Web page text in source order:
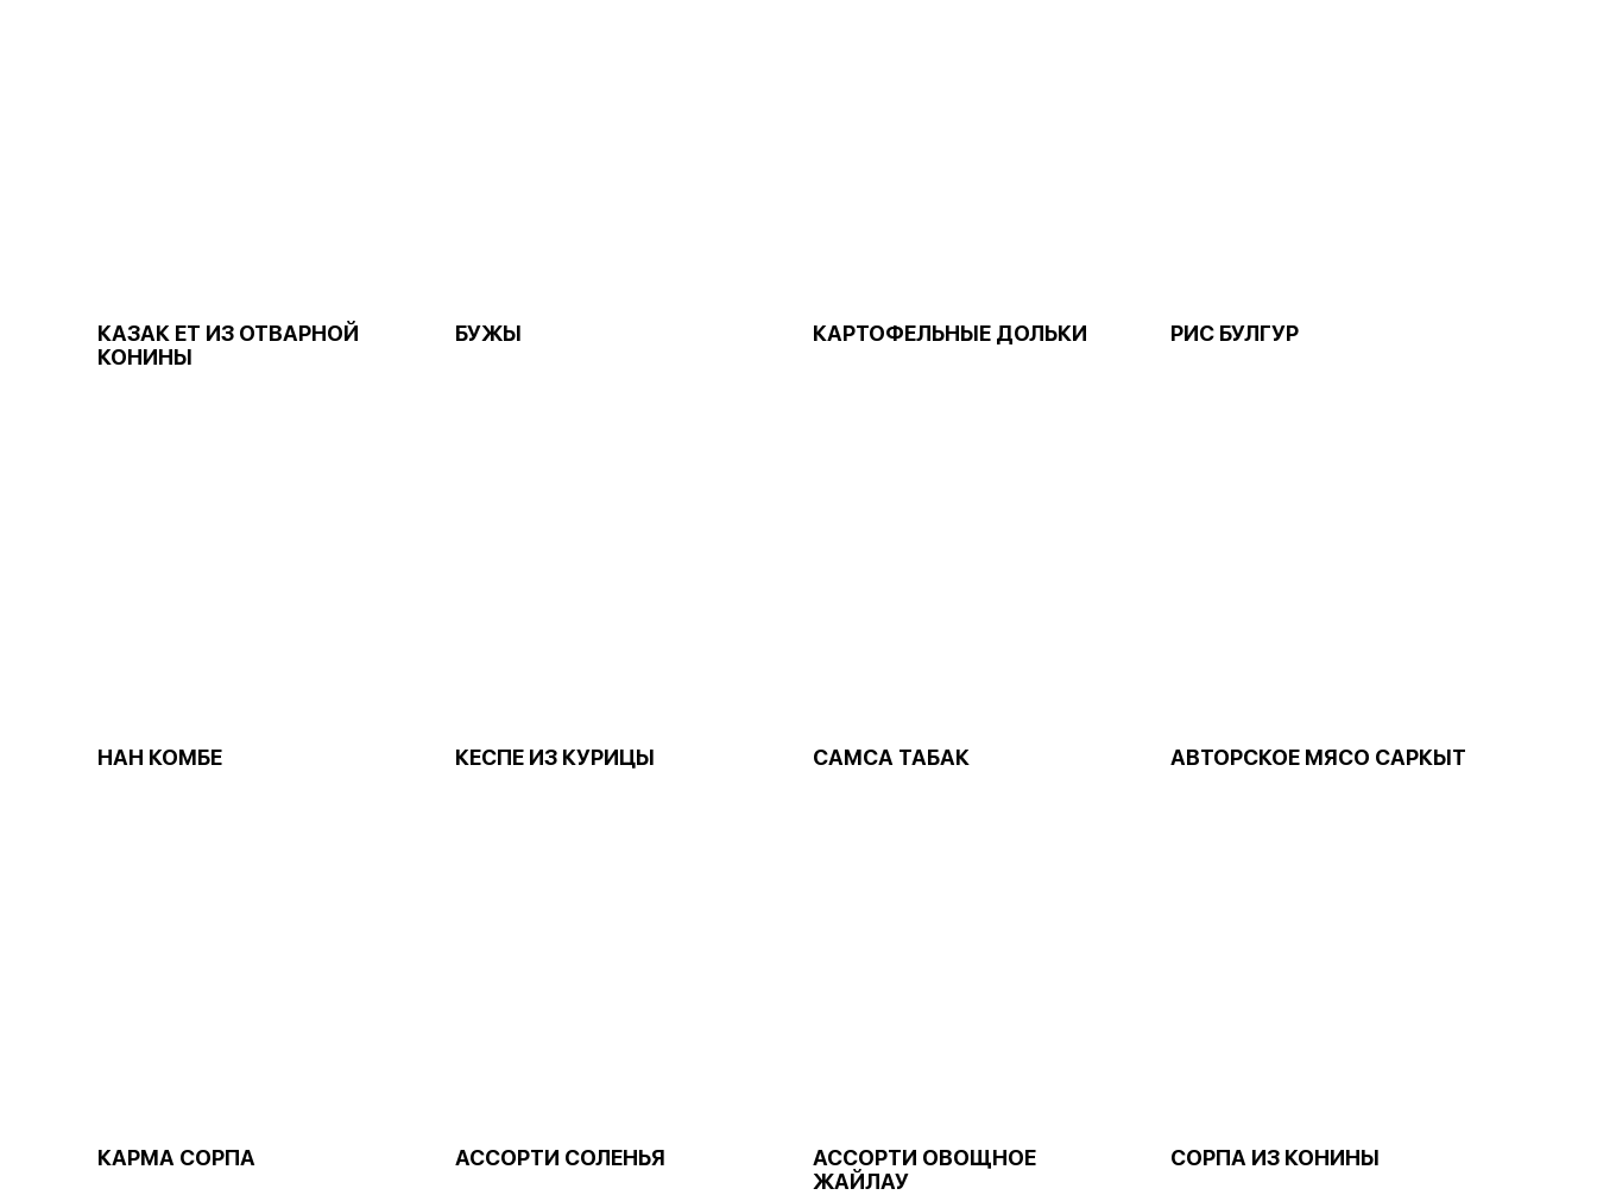
КАЗАК ЕТ ИЗ ОТВАРНОЙ
КОНИНЫ
БУЖЫ КАРТОФЕЛЬНЫЕ ДОЛЬКИ РИС БУЛГУР
НАН КОМБЕ КЕСПЕ ИЗ КУРИЦЫ САМСА ТАБАК АВТОРСКОЕ МЯСО САРКЫТ
КАРМА СОРПА АССОРТИ СОЛЕНЬЯ
АССОРТИ ОВОЩНОЕ
ЖАЙЛАУ
СОРПА ИЗ КОНИНЫ